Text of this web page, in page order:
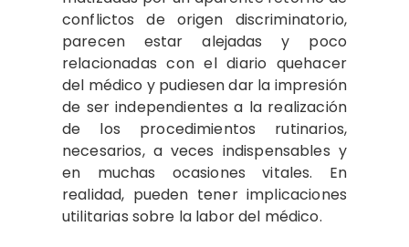
conflictos de origen discriminatorio,
parecen estar alejadas y poco
relacionadas con el diario quehacer
del médico y pudiesen dar la impresión
de ser independientes a la realización
de los procedimientos rutinarios,
necesarios, a veces indispensables y
en muchas ocasiones vitales. En
realidad, pueden tener implicaciones
utilitarias sobre la labor del médico.